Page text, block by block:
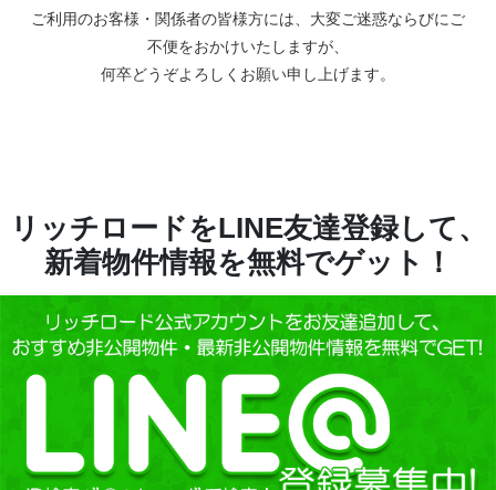
ご利用のお客様・関係者の皆様方には、大変ご迷惑ならびにご
不便をおかけいたしますが、
何卒どうぞよろしくお願い申し上げます。
リッチロードをLINE友達登録して、
新着物件情報を無料でゲット！